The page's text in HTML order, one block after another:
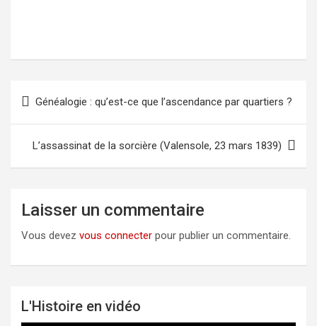
Navigation
de
l’article
Généalogie : qu’est-ce que l’ascendance par quartiers ?
L’assassinat de la sorcière (Valensole, 23 mars 1839)
Laisser un commentaire
Vous devez vous connecter pour publier un commentaire.
L'Histoire en vidéo